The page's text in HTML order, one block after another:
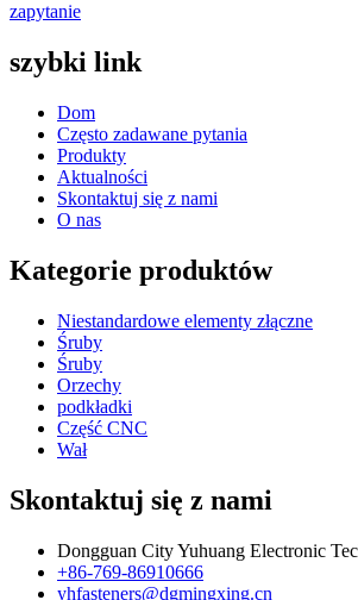
zapytanie
szybki link
Dom
Często zadawane pytania
Produkty
Aktualności
Skontaktuj się z nami
O nas
Kategorie produktów
Niestandardowe elementy złączne
Śruby
Śruby
Orzechy
podkładki
Część CNC
Wał
Skontaktuj się z nami
Dongguan City Yuhuang Electronic
+86-769-86910666
yhfasteners@dgmingxing.cn